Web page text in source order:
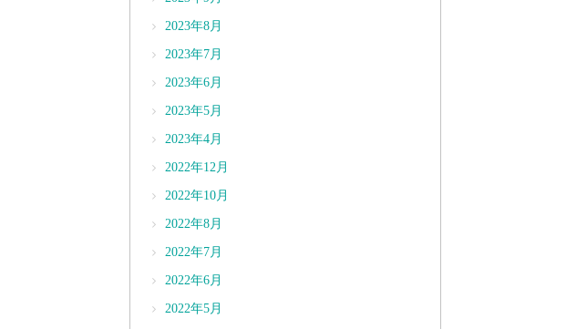
2023年8月
2023年7月
2023年6月
2023年5月
2023年4月
2022年12月
2022年10月
2022年8月
2022年7月
2022年6月
2022年5月